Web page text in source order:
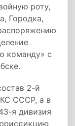
роту,
Городка,
команду» с
2-й
СССР, а в
я дивизия